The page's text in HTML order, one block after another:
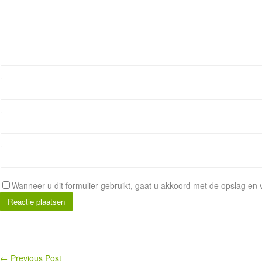
Wanneer u dit formulier gebruikt, gaat u akkoord met de opslag
← Previous Post